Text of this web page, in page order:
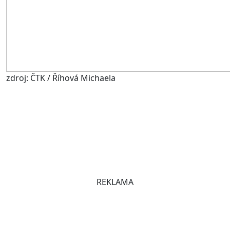
zdroj: ČTK / Říhová Michaela
REKLAMA